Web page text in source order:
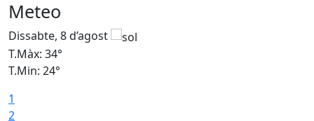
Meteo
Dissabte, 8 d’agost
T.Màx: 34°
T.Min: 24°
1
2